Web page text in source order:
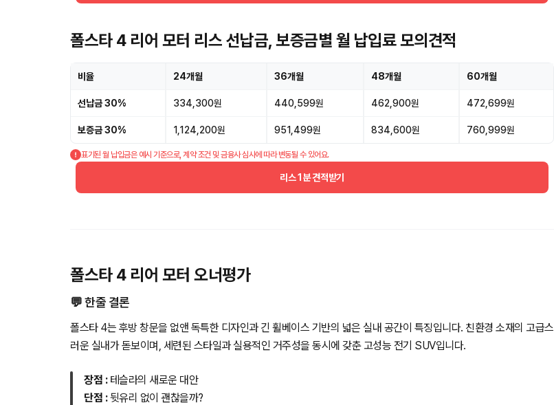
폴스타 4 리어 모터 리스 선납금, 보증금별 월 납입료 모의견적
비율 24개월 36개월 48개월 60개월
선납금 30% 334,300원 440,599원 462,900원 472,699원
보증금 30% 1,124,200원 951,499원 834,600원 760,999원
표기된 월 납입금은 예시 기준으로, 계약 조건 및 금융사 심사에 따라 변동될 수 있어요.
리스 1분 견적받기
폴스타 4 리어 모터 오너평가
💬 한줄 결론
폴스타 4는 후방 창문을 없앤 독특한 디자인과 긴 휠베이스 기반의 넓은 실내 공간이 특징입니다. 친환경 소재의 고급스
러운 실내가 돋보이며, 세련된 스타일과 실용적인 거주성을 동시에 갖춘 고성능 전기 SUV입니다.
장점 : 테슬라의 새로운 대안
단점 :뒷유리 없이 괜찮을까?